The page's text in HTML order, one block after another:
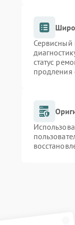
Сервисный
статус
продления